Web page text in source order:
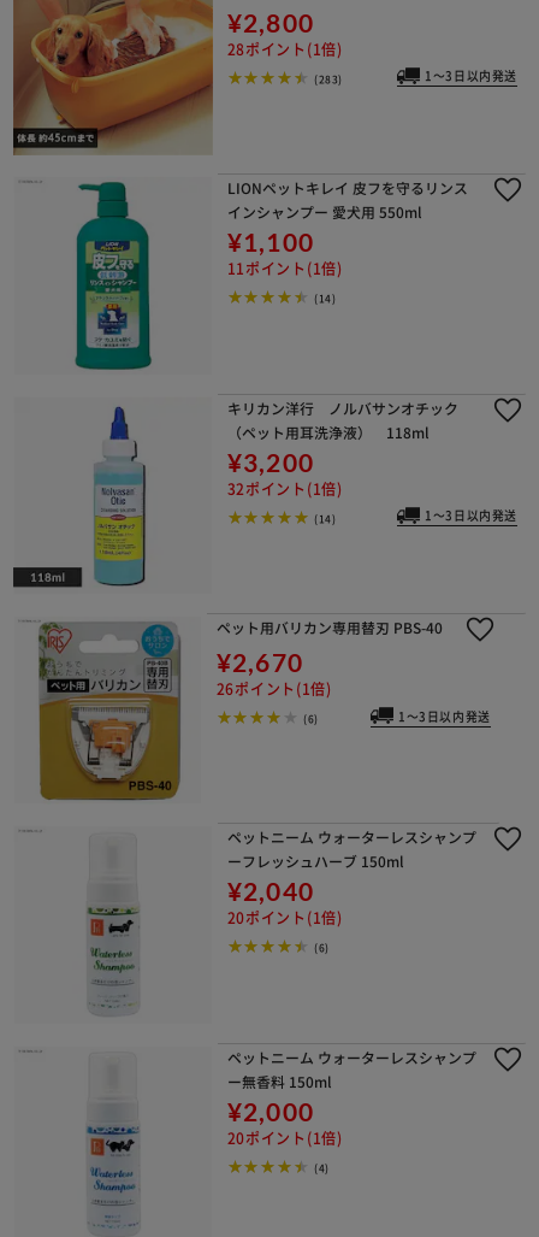
¥2,800
28ポイント(1倍)
(283) 1～3日以内発送
LIONペットキレイ 皮フを守るリンス
インシャンプー 愛犬用 550ml
¥1,100
11ポイント(1倍)
(14)
キリカン洋行 ノルバサンオチック
（ペット用耳洗浄液） 118ml
¥3,200
32ポイント(1倍)
(14) 1～3日以内発送
ペット用バリカン専用替刃 PBS-40
¥2,670
26ポイント(1倍)
(6) 1～3日以内発送
ペットニーム ウォーターレスシャンプ
ーフレッシュハーブ 150ml
¥2,040
20ポイント(1倍)
(6)
ペットニーム ウォーターレスシャンプ
ー無香料 150ml
¥2,000
20ポイント(1倍)
(4)